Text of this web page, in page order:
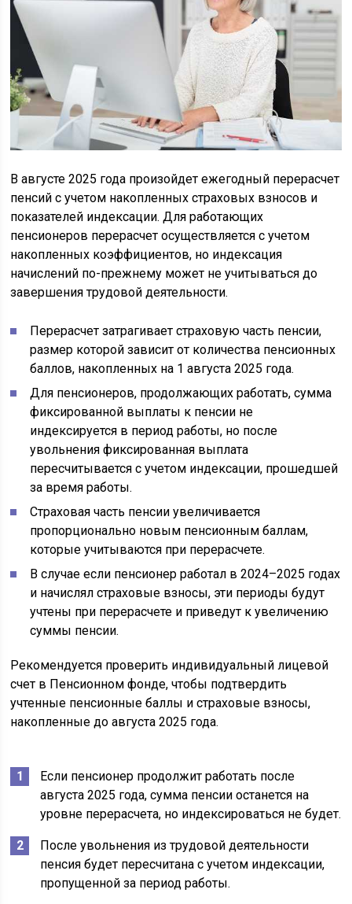
В августе 2025 года произойдет ежегодный перерасчет
пенсий с учетом накопленных страховых взносов и
показателей индексации. Для работающих
пенсионеров перерасчет осуществляется с учетом
накопленных коэффициентов, но индексация
начислений по-прежнему может не учитываться до
завершения трудовой деятельности.
Перерасчет затрагивает страховую часть пенсии,
размер которой зависит от количества пенсионных
баллов, накопленных на 1 августа 2025 года.
Для пенсионеров, продолжающих работать, сумма
фиксированной выплаты к пенсии не
индексируется в период работы, но после
увольнения фиксированная выплата
пересчитывается с учетом индексации, прошедшей
за время работы.
Страховая часть пенсии увеличивается
пропорционально новым пенсионным баллам,
которые учитываются при перерасчете.
В случае если пенсионер работал в 2024–2025 годах
и начислял страховые взносы, эти периоды будут
учтены при перерасчете и приведут к увеличению
суммы пенсии.
Рекомендуется проверить индивидуальный лицевой
счет в Пенсионном фонде, чтобы подтвердить
учтенные пенсионные баллы и страховые взносы,
накопленные до августа 2025 года.
Если пенсионер продолжит работать после
августа 2025 года, сумма пенсии останется на
уровне перерасчета, но индексироваться не будет.
После увольнения из трудовой деятельности
пенсия будет пересчитана с учетом индексации,
пропущенной за период работы.